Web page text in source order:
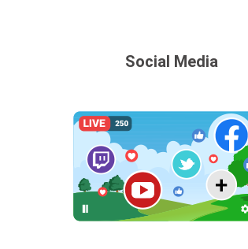
Social Media